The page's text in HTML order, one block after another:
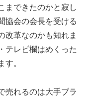
まできたのかと寂し
協会の会長を受ける
改革なのかも知れま
テレビ欄はめくった
す。
売れるのは大手ブラ